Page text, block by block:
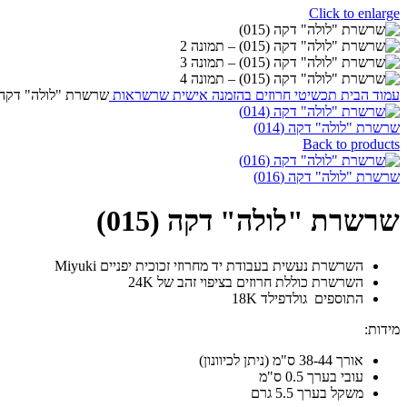
Click to enlarge
עמוד הבית תכשיטי חרוזים בהזמנה אישית שרשראות שרשרת "לולה" דקה
שרשרת "לולה" דקה (014)
Back to products
שרשרת "לולה" דקה (016)
שרשרת "לולה" דקה (015)
השרשרת נעשית בעבודת יד מחרוזי זכוכית יפניים Miyuki
השרשרת כוללת חרוזים בציפוי זהב של 24K
התוספים גולדפילד 18K
מידות:
אורך 38-44 ס"מ (ניתן לכיוונון)
עובי בערך 0.5 ס"מ
משקל בערך 5.5 גרם